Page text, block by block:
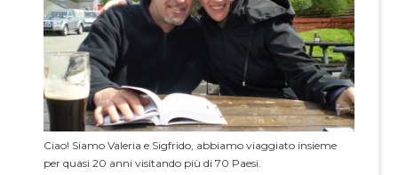
Ciao! Siamo Valeria e Sigfrido, abbiamo viaggiato insieme
per quasi 20 anni visitando più di 70 Paesi.